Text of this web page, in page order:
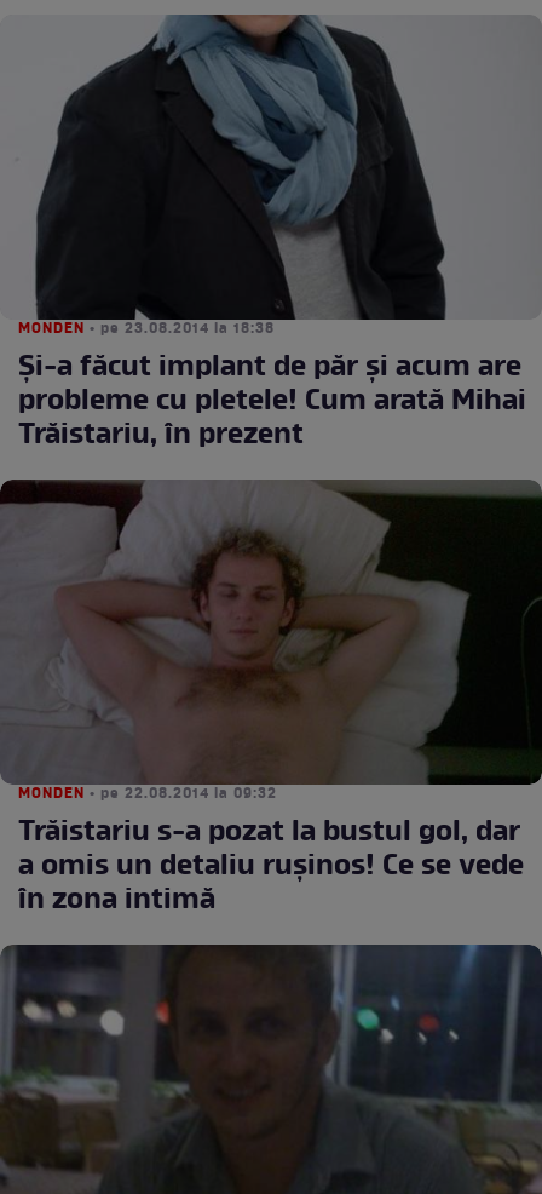
MONDEN • pe 23.08.2014 la 18:38
Şi-a făcut implant de păr şi acum are
probleme cu pletele! Cum arată Mihai
Trăistariu, în prezent
MONDEN • pe 22.08.2014 la 09:32
Trăistariu s-a pozat la bustul gol, dar
a omis un detaliu ruşinos! Ce se vede
în zona intimă